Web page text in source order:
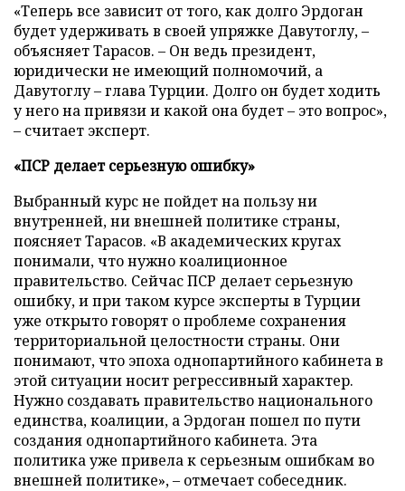
«Теперь все зависит от того, как долго Эрдоган
будет удерживать в своей упряжке Давутоглу, –
объясняет Тарасов. – Он ведь президент,
юридически не имеющий полномочий, а
Давутоглу – глава Турции. Долго он будет ходить
у него на привязи и какой она будет – это вопрос»,
– считает эксперт.
«ПСР делает серьезную ошибку»
Выбранный курс не пойдет на пользу ни
внутренней, ни внешней политике страны,
поясняет Тарасов. «В академических кругах
понимали, что нужно коалиционное
правительство. Сейчас ПСР делает серьезную
ошибку, и при таком курсе эксперты в Турции
уже открыто говорят о проблеме сохранения
территориальной целостности страны. Они
понимают, что эпоха однопартийного кабинета в
этой ситуации носит регрессивный характер.
Нужно создавать правительство национального
единства, коалиции, а Эрдоган пошел по пути
создания однопартийного кабинета. Эта
политика уже привела к серьезным ошибкам во
внешней политике», – отмечает собеседник.